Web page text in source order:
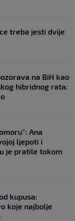
treba jesti dvije
na BiH kao
hibridnog rata:
Ana
ljepoti i
je pratile tokom
kupusa:
koje najbolje